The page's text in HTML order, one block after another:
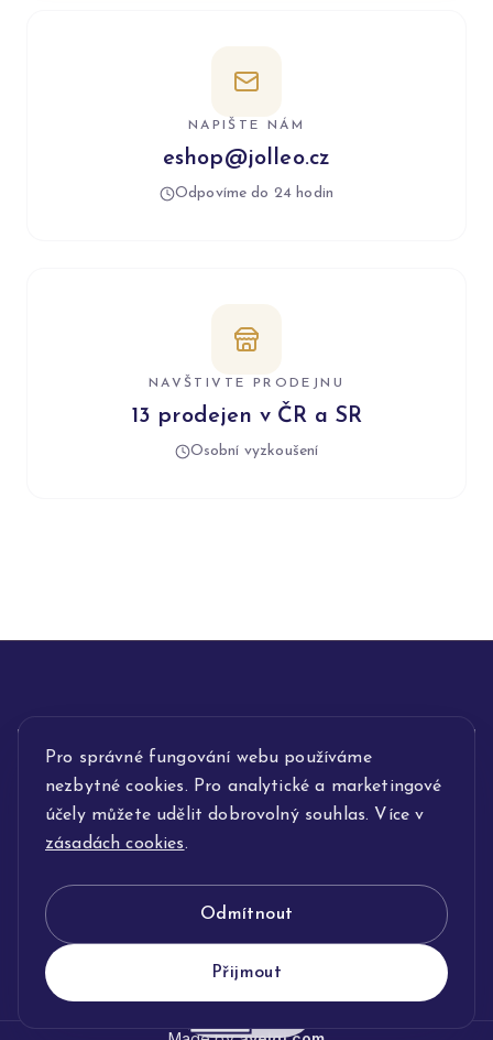
Pro správné fungování webu používáme
nezbytné cookies. Pro analytické a marketingové
účely můžete udělit dobrovolný souhlas. Více v
zásadách cookies.
Odmítnout
Přijmout
NAPIŠTE NÁM
eshop@jolleo.cz
Odpovíme do 24 hodin
NAVŠTIVTE PRODEJNU
13 prodejen v ČR a SR
Osobní vyzkoušení
INFORMACE
POPIS SLUŽEB
KLENOTNICTVÍ JOLLEO